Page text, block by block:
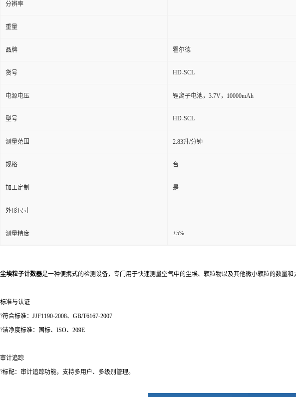
分辨率
重量
品牌 霍尔德
货号 HD-SCL
电源电压 锂离子电池，3.7V，10000mAh
型号 HD-SCL
测量范围 2.83升/分钟
规格 台
加工定制 是
外形尺寸
测量精度 ±5%
尘埃粒子计数器是一种便携式的检测设备，专门用于快速测量空气中的尘埃、颗粒物以及其他微小颗粒的数量
标准与认证
?符合标准：JJF1190-2008、GB/T6167-2007
?洁净度标准：国标、ISO、209E
审计追踪
?标配：审计追踪功能，支持多用户、多级别管理。